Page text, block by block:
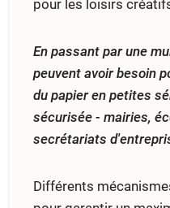
pour les loisirs
En passant par une
peuvent avoir besoin
du papier en petites
sécurisée - mairies,
secrétariats
Différents